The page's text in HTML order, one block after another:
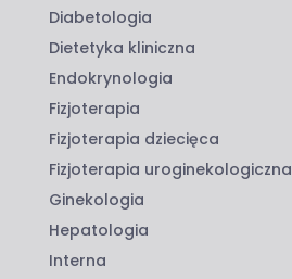
Diabetologia
Dietetyka kliniczna
Endokrynologia
Fizjoterapia
Fizjoterapia dziecięca
Fizjoterapia uroginekologiczna
Ginekologia
Hepatologia
Interna